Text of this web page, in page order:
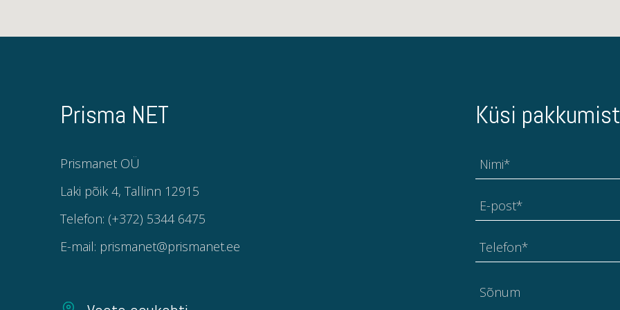
Prisma NET
Prismanet OÜ
Laki põik 4, Tallinn 12915
Telefon: (+372) 5344 6475
E-mail: prismanet@prismanet.ee
Küsi